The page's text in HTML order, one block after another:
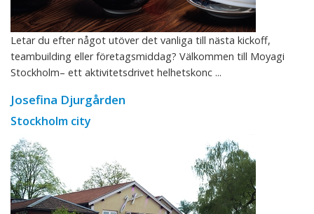
Letar du efter något utöver det vanliga till nästa kickoff,
teambuilding eller företagsmiddag? Välkommen till Moyagi
Stockholm– ett aktivitetsdrivet helhetskonc ...
Josefina Djurgården
Stockholm city